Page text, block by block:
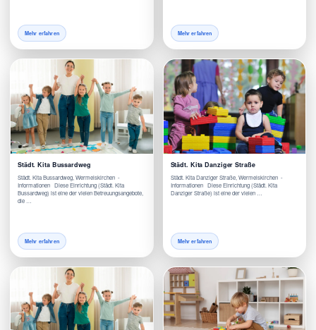
Mehr erfahren Mehr erfahren
Städt. Kita Bussardweg
Städt. Kita Bussardweg, Wermelskirchen -
Informationen Diese Einrichtung (Städt. Kita
Bussardweg) ist eine der vielen Betreuungsangebote,
die …
Mehr erfahren
Städt. Kita Danziger Straße
Städt. Kita Danziger Straße, Wermelskirchen -
Informationen Diese Einrichtung (Städt. Kita
Danziger Straße) ist eine der vielen …
Mehr erfahren